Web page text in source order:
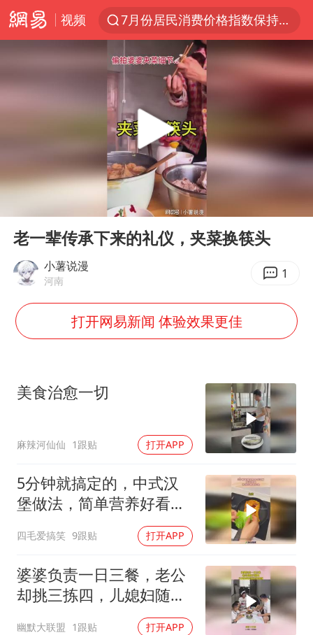
视频
7月份居民消费价格指数保持温和上涨
中使馆：重大涉诈逃犯檀某落网
台湾不是国家不存在“国格”
哥伦比亚强震已致超20人死亡
白海豚突然大拐弯 走出罕见路线
哥伦比亚发生7.5级地震
公安部通报：抓获犯罪嫌疑人8200余名
中方：奉劝美方解除对古巴制裁封锁
“老戏骨”秦焰去世
广岛长崎的昨天未必不会是日本的明天
真理之光，何以能照亮复兴之路？
Play
老一辈传承下来的礼仪，夹菜换筷头
小薯说漫
河南 1
打开网易新闻 体验效果更佳
美食治愈一切
麻辣河仙仙 1跟贴 打开APP
5分钟就搞定的，中式汉
堡做法，简单营养好看又
四毛爱搞笑 9跟贴 打开APP
婆婆负责一日三餐，老公
却挑三拣四，儿媳妇随后
幽默大联盟 1跟贴 打开APP